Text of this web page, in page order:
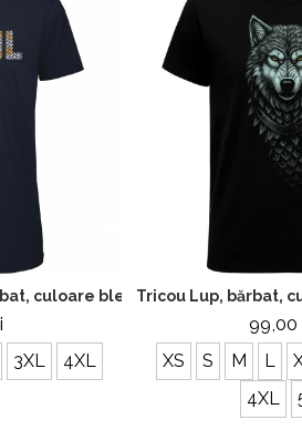
culoare bleumarin, CP29
3XL
4XL
Tricou Lup, bărbat,
99,00
XS S M L
4XL